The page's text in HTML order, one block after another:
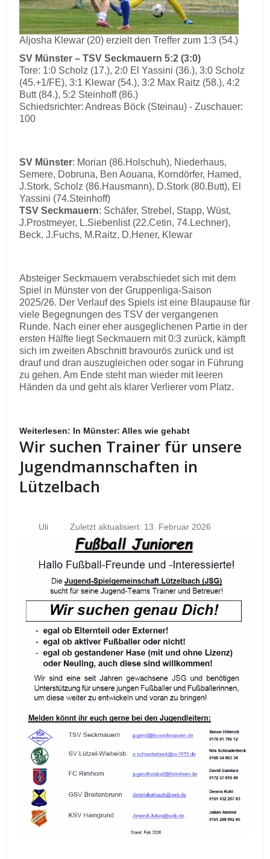
Aljosha Klewar (20) erzielt den Treffer zum 1:3 (54.)
SV Münster – TSV Seckmauern 5:2 (3:0)
Tore: 1:0 Scholz (17.), 2:0 El Yassini (36.), 3:0 Scholz
(45.+1/FE), 3:1 Klewar (54.), 3:2 Max Raitz (58.), 4:2
Butt (84.), 5:2 Steinhoff (86.)
Schiedsrichter: Andreas Böck (Steinau) - Zuschauer:
100
SV Münster: Morian (86.Holschuh), Niederhaus,
Semere, Dobruna, Ben Aouana, Korndörfer, Hamed,
J.Stork, Scholz (86.Hausmann), D.Stork (80.Butt), El
Yassini (74.Steinhoff)
TSV Seckmauern: Schäfer, Strebel, Stapp, Wüst,
J.Prostmeyer, L.Siebenlist (22.Cetin, 74.Lechner),
Beck, J.Fuchs, M.Raitz, D.Hener, Klewar
Absteiger Seckmauern verabschiedet sich mit dem
Spiel in Münster von der Gruppenliga-Saison
2025/26. Der Verlauf des Spiels ist eine Blaupause für
viele Begegnungen des TSV der vergangenen
Runde. Nach einer eher ausgeglichenen Partie in der
ersten Hälfte liegt Seckmauern mit 0:3 zurück, kämpft
sich im zweiten Abschnitt bravourös zurück und ist
drauf und dran auszugleichen oder sogar in Führung
zu gehen. Am Ende steht man wieder mit leeren
Händen da und geht als klarer Verlierer vom Platz.
Weiterlesen: In Münster: Alles wie gehabt
Wir suchen Trainer für unsere
Jugendmannschaften in
Lützelbach
Uli Zuletzt aktualisiert: 13. Februar 2026